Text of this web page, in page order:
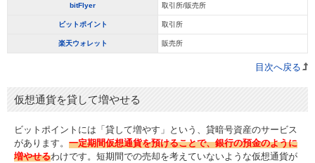
bitFlyer 取引所/販売所
ビットポイント 取引所
楽天ウォレット 販売所
目次へ戻る
仮想通貨を貸して増やせる
ビットポイントには「貸して増やす」という、貸暗号資産のサービス
があります。 一定期間仮想通貨を預けることで、銀行の預金のように
増やせるわけです。短期間での売却を考えていないような仮想通貨が